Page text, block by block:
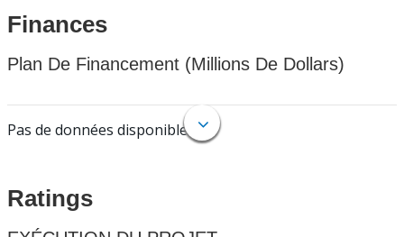
Finances
Plan De Financement (Millions De Dollars)
Pas de données disponibles.
Ratings